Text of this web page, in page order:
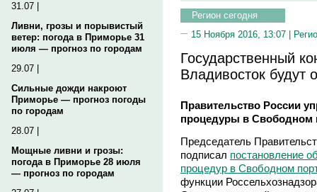
31.07 |
Ливни, грозы и порывистый
ветер: погода в Приморье 31
июля — прогноз по городам
29.07 |
Сильные дожди накроют
Приморье — прогноз погоды
по городам
28.07 |
Мощные ливни и грозы:
погода в Приморье 28 июля
— прогноз по городам
Регион сегодня
15 Ноября 2016, 13:07 |
Государственный
Владивосток будут
Правительство России
процедуры в Свободном
Председатель
подписал постановление
процедур в Свободном
функции